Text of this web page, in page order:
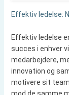
Effektiv ledelse:
Effektiv ledelse
succes i enhver
medarbejdere,
innovation og
motivere sit